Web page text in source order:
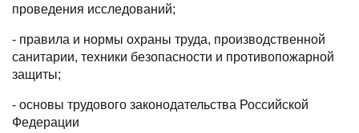
проведения исследований;
- правила и нормы охраны труда, производственной
санитарии, техники безопасности и противопожарной
защиты;
- основы трудового законодательства Российской
Федерации